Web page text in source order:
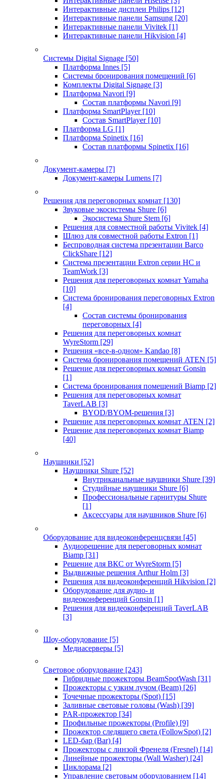
Интерактивные дисплеи Philips [12]
Интерактивные панели Samsung [20]
Интерактивные панели Vivitek [1]
Интерактивные панели Hikvision [4]
Системы Digital Signage [50]
Платформа Innes [5]
Системы бронирования помещений [6]
Комплекты Digital Signage [3]
Платформа Navori [9]
Состав платформы Navori [9]
Платформа SmartPlayer [10]
Состав SmartPlayer [10]
Платформа LG [1]
Платформа Spinetix [16]
Состав платформы Spinetix [16]
Документ-камеры [7]
Документ-камеры Lumens [7]
Решения для переговорных комнат [130]
Звуковые экосистемы Shure [6]
Экосистема Shure Stem [6]
Решения для совместной работы Vivitek [4]
Шлюз для совместной работы Extron [1]
Беспроводная система презентации Barco
ClickShare [12]
Система презентации Extron серии HC и
TeamWork [3]
Решения для переговорных комнат Yamaha
[10]
Система бронирования переговорных Extron
[4]
Состав системы бронирования
переговорных [4]
Решения для переговорных комнат
WyreStorm [29]
Решения «все-в-одном» Kandao [8]
Система бронирования помещений ATEN [5]
Решение для переговорных комнат Gonsin
[1]
Система бронирования помещений Biamp [2]
Решения для переговорных комнат
TaverLAB [3]
BYOD/BYOM-решения [3]
Решение для переговорных комнат ATEN [2]
Решение для переговорных комнат Biamp
[40]
Наушники [52]
Наушники Shure [52]
Внутриканальные наушники Shure [39]
Студийные наушники Shure [6]
Профессиональные гарнитуры Shure
[1]
Аксессуары для наушников Shure [6]
Оборудование для видеоконференцсвязи [45]
Аудиорешение для переговорных комнат
Biamp [31]
Решение для ВКС от WyreStorm [5]
Выдвижные решения Arthur Holm [3]
Решения для видеоконференций Hikvision [2]
Оборудование для аудио- и
видеоконференций Gonsin [1]
Решения для видеоконференций TaverLAB
[3]
Шоу-оборудование [5]
Медиасерверы [5]
Световое оборудование [243]
Гибридные прожекторы BeamSpotWash [31]
Прожекторы с узким лучом (Beam) [26]
Точечные прожекторы (Spot) [15]
Заливные световые головы (Wash) [39]
PAR-прожектор [34]
Профильные прожекторы (Profile) [9]
Прожектор следящего света (FollowSpot) [2]
LED-бар (Bar) [4]
Прожекторы с линзой Френеля (Fresnel) [14]
Линейные прожекторы (Wall Washer) [24]
Циклорама [2]
Управление световым оборудованием [14]